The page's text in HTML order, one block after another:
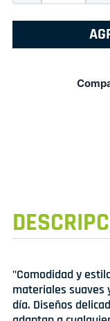
"Comodidad y
materiales suaves
día. Diseños